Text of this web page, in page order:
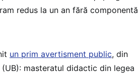
redus la un an fără componentă
un prim avertisment public, din
masteratul didactic din legea